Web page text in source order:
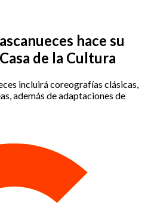
hace su
de la Cultura
incluirá coreografías clásicas,
además de adaptaciones de